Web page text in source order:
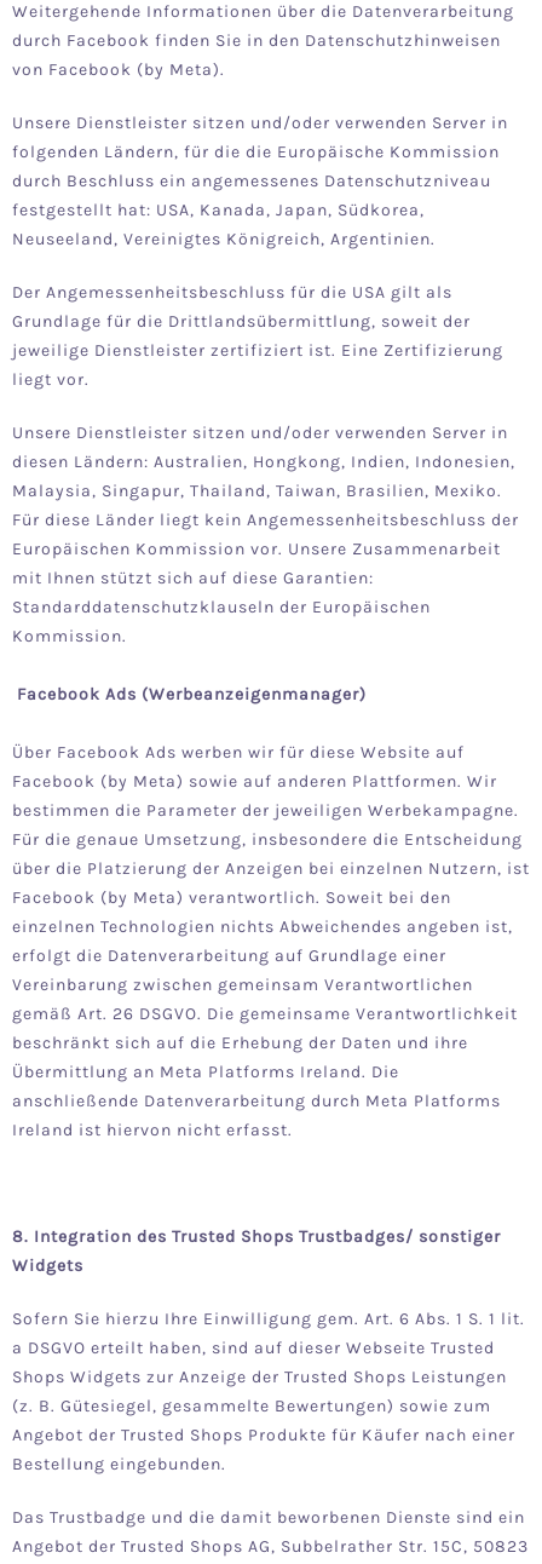
Weitergehende Informationen über die Datenverarbeitung
durch Facebook finden Sie in den Datenschutzhinweisen
von Facebook (by Meta).
Unsere Dienstleister sitzen und/oder verwenden Server in
folgenden Ländern, für die die Europäische Kommission
durch Beschluss ein angemessenes Datenschutzniveau
festgestellt hat: USA, Kanada, Japan, Südkorea,
Neuseeland, Vereinigtes Königreich, Argentinien.
Der Angemessenheitsbeschluss für die USA gilt als
Grundlage für die Drittlandsübermittlung, soweit der
jeweilige Dienstleister zertifiziert ist. Eine Zertifizierung
liegt vor.
Unsere Dienstleister sitzen und/oder verwenden Server in
diesen Ländern: Australien, Hongkong, Indien, Indonesien,
Malaysia, Singapur, Thailand, Taiwan, Brasilien, Mexiko.
Für diese Länder liegt kein Angemessenheitsbeschluss der
Europäischen Kommission vor. Unsere Zusammenarbeit
mit Ihnen stützt sich auf diese Garantien:
Standarddatenschutzklauseln der Europäischen
Kommission.
Facebook Ads (Werbeanzeigenmanager)
Über Facebook Ads werben wir für diese Website auf
Facebook (by Meta) sowie auf anderen Plattformen. Wir
bestimmen die Parameter der jeweiligen Werbekampagne.
Für die genaue Umsetzung, insbesondere die Entscheidung
über die Platzierung der Anzeigen bei einzelnen Nutzern, ist
Facebook (by Meta) verantwortlich. Soweit bei den
einzelnen Technologien nichts Abweichendes angeben ist,
erfolgt die Datenverarbeitung auf Grundlage einer
Vereinbarung zwischen gemeinsam Verantwortlichen
gemäß Art. 26 DSGVO. Die gemeinsame Verantwortlichkeit
beschränkt sich auf die Erhebung der Daten und ihre
Übermittlung an Meta Platforms Ireland. Die
anschließende Datenverarbeitung durch Meta Platforms
Ireland ist hiervon nicht erfasst.
8. Integration des Trusted Shops Trustbadges/ sonstiger
Widgets
Sofern Sie hierzu Ihre Einwilligung gem. Art. 6 Abs. 1 S. 1 lit.
a DSGVO erteilt haben, sind auf dieser Webseite Trusted
Shops Widgets zur Anzeige der Trusted Shops Leistungen
(z. B. Gütesiegel, gesammelte Bewertungen) sowie zum
Angebot der Trusted Shops Produkte für Käufer nach einer
Bestellung eingebunden.
Das Trustbadge und die damit beworbenen Dienste sind ein
Angebot der Trusted Shops AG, Subbelrather Str. 15C, 50823